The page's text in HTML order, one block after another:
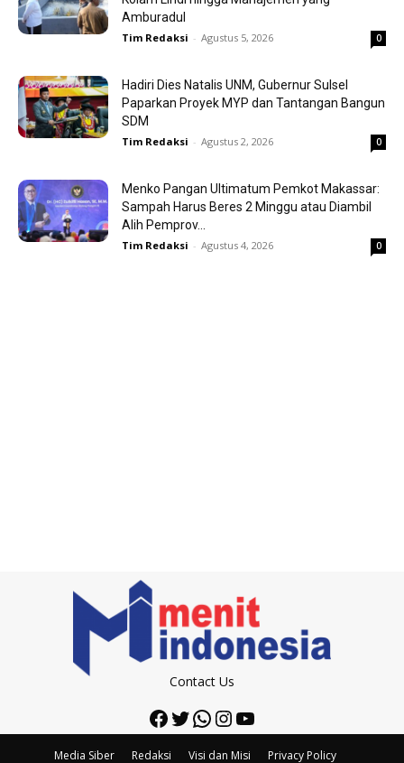
Amburadul
Tim Redaksi - Agustus 5, 2026 0
Hadiri Dies Natalis UNM, Gubernur Sulsel
Paparkan Proyek MYP dan Tantangan Bangun
SDM
Tim Redaksi - Agustus 2, 2026 0
Menko Pangan Ultimatum Pemkot Makassar:
Sampah Harus Beres 2 Minggu atau Diambil
Alih Pemprov...
Tim Redaksi - Agustus 4, 2026 0
Contact Us
Facebook
Twitter
WhatsApp
Instagram
YouTube
Media Siber Redaksi Visi dan Misi Privacy Policy